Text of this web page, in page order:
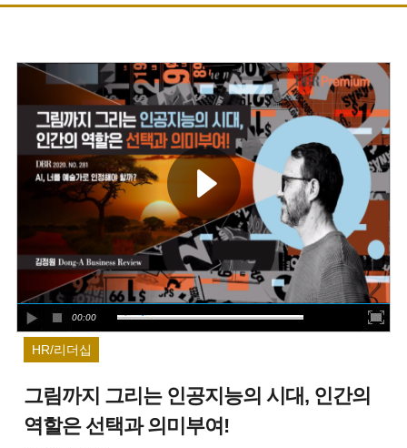
00:00
HR/리더십
그림까지 그리는 인공지능의 시대, 인간의
역할은 선택과 의미부여!